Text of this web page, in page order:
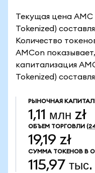
Текущая цена
Tokenized)
Количество
AMCon
капитализация
Tokenized)
РЫНОЧНАЯ
1,11 млн zł
ОБЪЕМ ТОРГОВЛИ
19,19 zł
СУММА ТОКЕНОВ В
115,97 тыс.